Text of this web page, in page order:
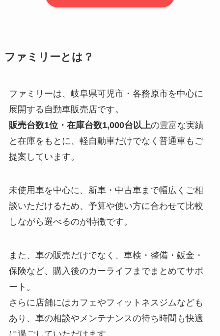
ファミリーとは？
ファミリーは、岐阜県可児市・各務原市を中心に
展開する自動車販売店です。
販売台数1位・在庫台数1,000台以上の豊富な実績
と在庫をもとに、軽自動車だけでなく普通車もご
提案しています。
未使用車を中心に、新車・中古車まで幅広くご相
談いただけるため、予算や使い方に合わせて比較
しながら選べるのが特徴です。
また、車の販売だけでなく、車検・整備・鈑金・
保険など、購入後のカーライフまでまとめてサポ
ート。
さらに店舗にはカフェやフィットネスジムなども
あり、車の相談やメンテナンスの待ち時間も快適
に過ごしていただけます。